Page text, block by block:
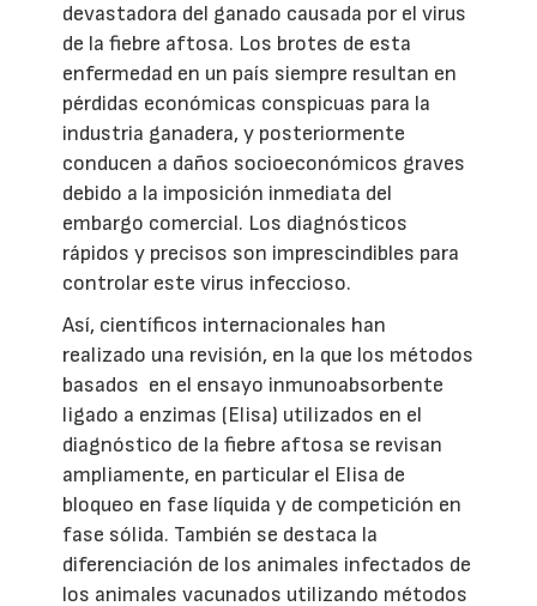
devastadora del ganado causada por el virus
de la fiebre aftosa. Los brotes de esta
enfermedad en un país siempre resultan en
pérdidas económicas conspicuas para la
industria ganadera, y posteriormente
conducen a daños socioeconómicos graves
debido a la imposición inmediata del
embargo comercial. Los diagnósticos
rápidos y precisos son imprescindibles para
controlar este virus infeccioso.
Así, científicos internacionales han
realizado una revisión, en la que los métodos
basados en el ensayo inmunoabsorbente
ligado a enzimas (Elisa) utilizados en el
diagnóstico de la fiebre aftosa se revisan
ampliamente, en particular el Elisa de
bloqueo en fase líquida y de competición en
fase sólida. También se destaca la
diferenciación de los animales infectados de
los animales vacunados utilizando métodos